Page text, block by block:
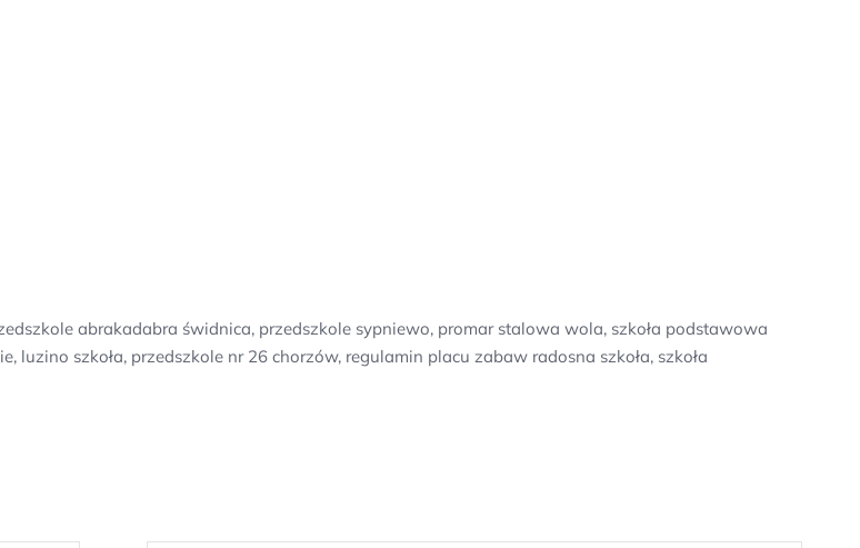
abrakadabra świdnica, przedszkole sypniewo, promar stalowa wola, szkoła podstawowa
luzino szkoła, przedszkole nr 26 chorzów, regulamin placu zabaw radosna szkoła, szkoła